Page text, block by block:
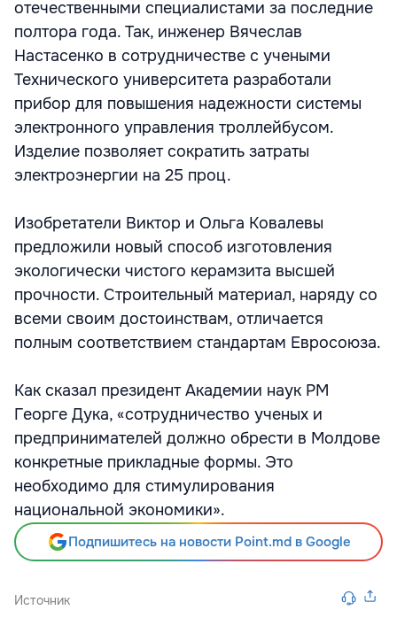
отечественными специалистами за последние
полтора года. Так, инженер Вячеслав
Настасенко в сотрудничестве с учеными
Технического университета разработали
прибор для повышения надежности системы
электронного управления троллейбусом.
Изделие позволяет сократить затраты
электроэнергии на 25 проц.
Изобретатели Виктор и Ольга Ковалевы
предложили новый способ изготовления
экологически чистого керамзита высшей
прочности. Строительный материал, наряду со
всеми своим достоинствам, отличается
полным соответствием стандартам Евросоюза.
Как сказал президент Академии наук РМ
Георге Дука, «сотрудничество ученых и
предпринимателей должно обрести в Молдове
конкретные прикладные формы. Это
необходимо для стимулирования
национальной экономики».
Подпишитесь на новости Point.md в Google
Источник